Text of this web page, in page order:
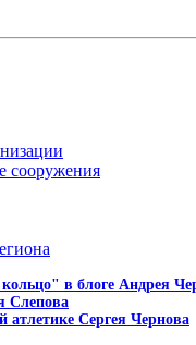
сооружения
кольцо" в блоге Андрея
Слепова
атлетике Сергея Чернова